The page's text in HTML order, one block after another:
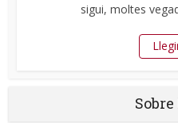
sigui, moltes